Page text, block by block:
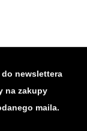
newslettera
na zakupy
maila.